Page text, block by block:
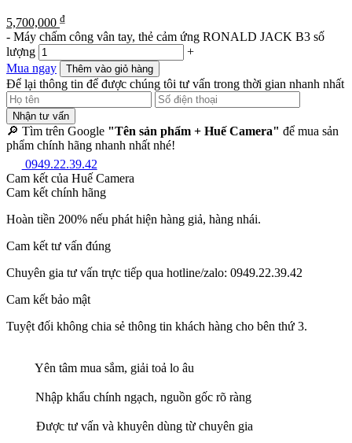
5,700,000 ₫
- Máy chấm công vân tay, thẻ cảm ứng RONALD JACK B3 số
lượng
+
Mua ngay
Thêm vào giỏ hàng
Để lại thông tin để được chúng tôi tư vấn trong thời gian nhanh nhất
Nhận tư vấn
🔎 Tìm trên Google "Tên sản phẩm + Huế Camera" để mua sản
phẩm chính hãng nhanh nhất nhé!
0949.22.39.42
Cam kết của Huế Camera
Cam kết chính hãng
Hoàn tiền 200% nếu phát hiện hàng giả, hàng nhái.
Cam kết tư vấn đúng
Chuyên gia tư vấn trực tiếp qua hotline/zalo: 0949.22.39.42
Cam kết bảo mật
Tuyệt đối không chia sẻ thông tin khách hàng cho bên thứ 3.
Yên tâm mua sắm, giải toả lo âu
Nhập khẩu chính ngạch, nguồn gốc rõ ràng
Được tư vấn và khuyên dùng từ chuyên gia